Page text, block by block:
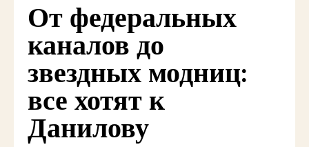
От федеральных
каналов до
звездных модниц:
все хотят к
Данилову